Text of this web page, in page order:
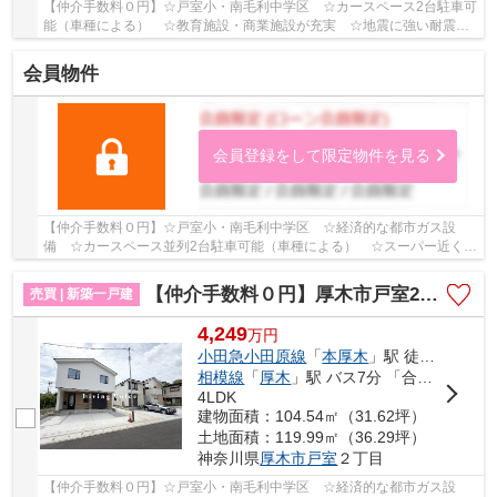
【仲介手数料０円】☆戸室小・南毛利中学区 ☆カースペース2台駐車可
能（車種による） ☆教育施設・商業施設が充実 ☆地震に強い耐震等
会員物件
会員登録をして限定物件を見る
【仲介手数料０円】☆戸室小・南毛利中学区 ☆経済的な都市ガス設
備 ☆カースペース並列2台駐車可能（車種による） ☆スーパー近く利
売買 | 新築一戸建
【仲介手数料０円】厚木市戸室2期 新築一戸建て 全4棟
4,249万円
小田急小田原線 「本厚木 」駅 徒歩20分
相模線 「厚木 」駅 バス7分 「合同庁舎前（厚木市）」 停歩6分
4LDK
建物面積：104.54㎡（31.62坪）
土地面積：119.99㎡（36.29坪）
神奈川県厚木市戸室 ２丁目
【仲介手数料０円】☆戸室小・南毛利中学区 ☆経済的な都市ガス設